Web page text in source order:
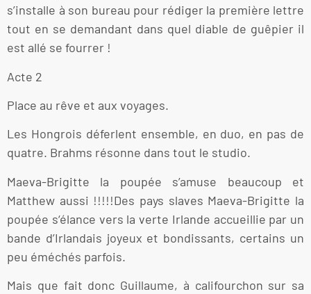
s’installe à son bureau pour rédiger la première lettre
tout en se demandant dans quel diable de guêpier il
est allé se fourrer !
Acte 2
Place au rêve et aux voyages.
Les Hongrois déferlent ensemble, en duo, en pas de
quatre. Brahms résonne dans tout le studio.
Maeva-Brigitte la poupée s’amuse beaucoup et
Matthew aussi !!!!!Des pays slaves Maeva-Brigitte la
poupée s‘élance vers la verte Irlande accueillie par un
bande d’Irlandais joyeux et bondissants, certains un
peu éméchés parfois.
Mais que fait donc Guillaume, à califourchon sur sa